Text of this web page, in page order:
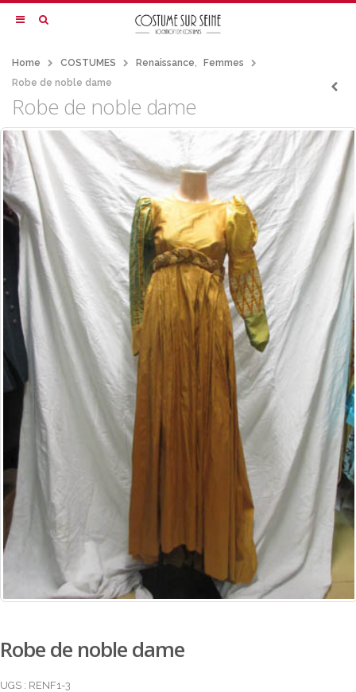
Home COSTUMES Renaissance,
Femmes
Robe de noble dame
Robe de noble dame
Robe de noble dame
UGS : RENF1-3